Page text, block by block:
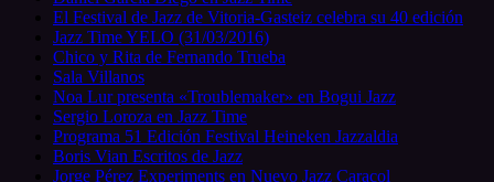
El Festival de Jazz de Vitoria-Gasteiz celebra su 40 edición
Jazz Time YELO (31/03/2016)
Chico y Rita de Fernando Trueba
Sala Villanos
Noa Lur presenta «Troublemaker» en Bogui Jazz
Sergio Loroza en Jazz Time
Programa 51 Edición Festival Heineken Jazzaldia
Boris Vian Escritos de Jazz
Jorge Pérez Experiments en Nuevo Jazz Caracol